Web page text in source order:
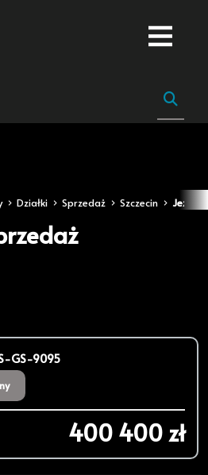
Działki Sprzedaż Szczecin
GS-9095
400 400 zł